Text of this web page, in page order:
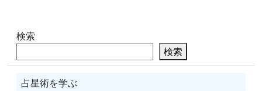
検索
検索
占星術を学ぶ